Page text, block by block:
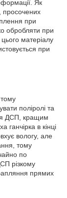
Як
просочених
при
обробляти при
матеріалу
при
поліролі та
ДСП, кращим
ганчірка в кінці
вологу, але
тому
по
різкому
прямих